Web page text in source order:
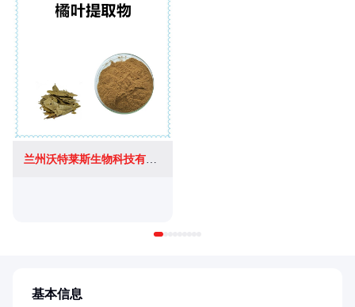
兰州沃特莱斯生物科技有限公司
基本信息